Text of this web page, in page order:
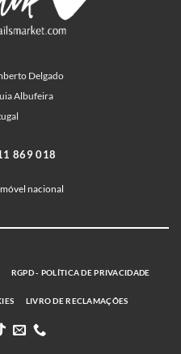
Delgado
Albufeira
869 018
nacional
RGPD - POLÍTICA DE PRIVACIDADE
LIVRO DE RECLAMAÇÕES